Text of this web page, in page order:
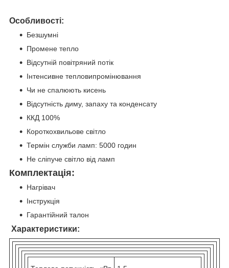
Особливості:
Безшумні
Промене тепло
Відсутній повітряний потік
Інтенсивне тепловипромінювання
Чи не спалюють кисень
Відсутність диму, запаху та конденсату
ККД 100%
Короткохвильове світло
Термін служби ламп: 5000 годин
Не сліпуче світло від ламп
Комплектація:
Нагрівач
Інструкція
Гарантійний талон
Характеристики: